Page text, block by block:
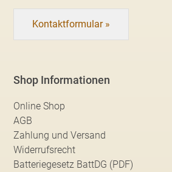
Kontaktformular »
Shop Informationen
Online Shop
AGB
Zahlung und Versand
Widerrufsrecht
Batteriegesetz BattDG (PDF)